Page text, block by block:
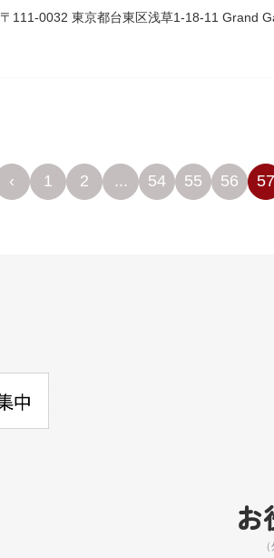
〒111-0032 東京都台東区浅草1-18-11 Grand
‹ 1 2 ... 54 55 56 57
お